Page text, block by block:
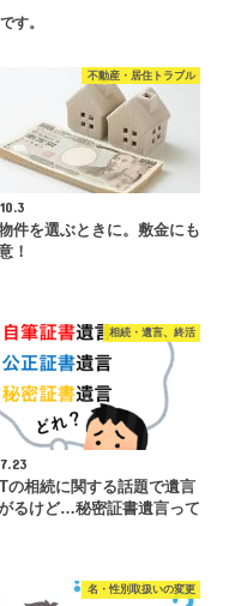
す。
不動産・居住トラブル
件を選ぶときに。敷金にも
！
相続・遺言、終活
の相続に関する話題で遺言
るけど…秘密証書遺言って
名・性別取扱いの変更